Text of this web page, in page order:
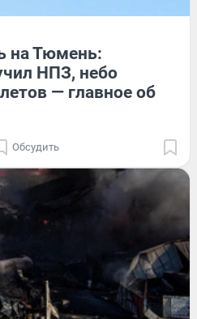
на Тюмень:
НПЗ, небо
— главное об
Обсудить